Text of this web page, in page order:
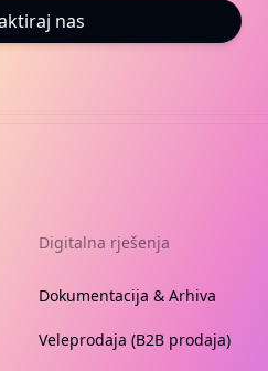
nas
Digitalna rješenja
Dokumentacija & Arhiva
Veleprodaja (B2B prodaja)